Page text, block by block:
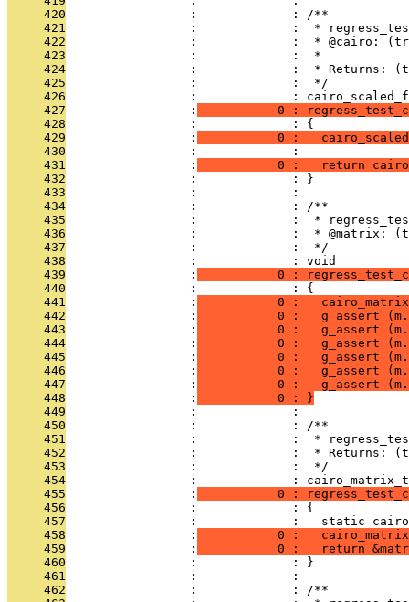
     420
                 :             : /**
     421
:             :  *
     422
:             :  * @cairo:
     423
                 :             :  *
     424
:             :  * Returns:
     425
                 :             :  */
     426
:             :
     427
                 :
0 :
     428
                 :             : {
     429
                 :
0 :
     430
                 :             :
     431
                 :
0 :   return
     432
                 :             : }
     433
                 :             :
     434
                 :             : /**
     435
:             :  *
     436
:             :  * @matrix:
     437
                 :             :  */
     438
                 :             : void
     439
                 :
0 :
     440
                 :             : {
     441
                 :
0 :
     442
                 :
0 :   g_assert
     443
                 :
0 :   g_assert
     444
                 :
0 :   g_assert
     445
                 :
0 :   g_assert
     446
                 :
0 :   g_assert
     447
                 :
0 :   g_assert
     448
                 :
           0 : }
     449
                 :             :
     450
                 :             : /**
     451
:             :  *
     452
:             :  * Returns:
     453
                 :             :  */
     454
:             :
     455
                 :
0 :
     456
                 :             : {
     457
:             :   static
     458
                 :
0 :
     459
                 :
0 :   return
     460
                 :             : }
     461
                 :             :
     462
                 :             : /**